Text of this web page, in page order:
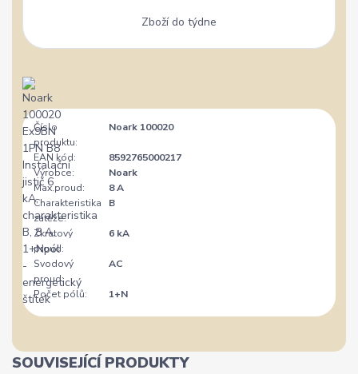
Zboží do týdne
Číslo
produktu:
Noark 100020
EAN kód:
8592765000217
Výrobce:
Noark
Max.proud:
8 A
Charakteristika
zátěže:
B
Zkratový
proud:
6 kA
Svodový
proud:
AC
Počet pólů: 1+N
SOUVISEJÍCÍ PRODUKTY